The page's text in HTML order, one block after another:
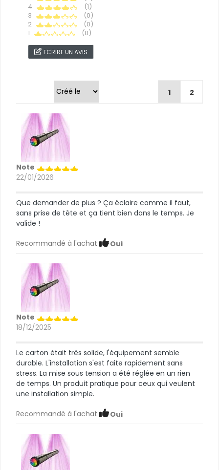
4
(1)
3
(0)
2
(0)
1
(0)
ECRIRE UN AVIS
1 2
Note
22/01/2026
Que demander de plus ? Ça éclaire comme il faut,
sans prise de tête et ça tient bien dans le temps. Je
valide !
Recommandé à l'achat Oui
Note
18/12/2025
Le carton était très solide, l'équipement semble
durable. L'installation s'est faite rapidement sans
stress. La mise sous tension a été réglée en un rien
de temps. Un produit pratique pour ceux qui veulent
une installation simple.
Recommandé à l'achat Oui